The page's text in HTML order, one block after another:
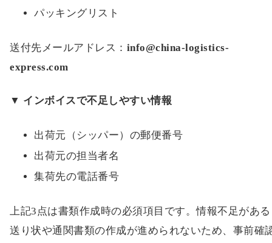
パッキングリスト
送付先メールアドレス： info@china-logistics-
express.com
▼ インボイスで不足しやすい情報
出荷元（シッパー）の郵便番号
出荷元の担当者名
集荷先の電話番号
上記3点は書類作成時の必須項目です。情報不足があ
送り状や通関書類の作成が進められないため、事前確